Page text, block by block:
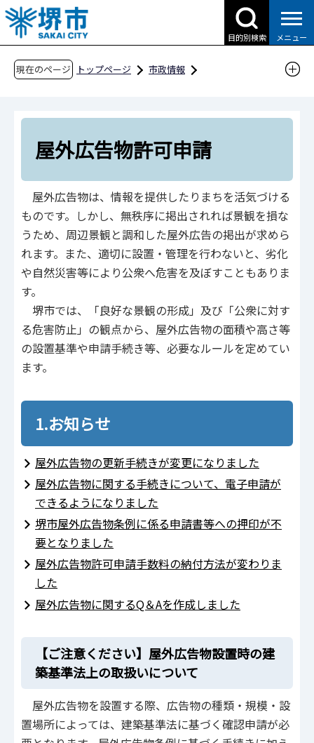
こ
の
ペ
目的別検索 メニュー
現在のページ トップページ
市政情報
屋外広告物に関する申請等
屋外広告物許可申請
屋外広告物許可申請
屋外広告物は、情報を提供したりまちを活気づける
ものです。しかし、無秩序に掲出されれば景観を損な
うため、周辺景観と調和した屋外広告の掲出が求めら
れます。また、適切に設置・管理を行わないと、劣化
や自然災害等により公衆へ危害を及ぼすこともありま
す。
堺市では、「良好な景観の形成」及び「公衆に対す
る危害防止」の観点から、屋外広告物の面積や高さ等
の設置基準や申請手続き等、必要なルールを定めてい
ます。
1.お知らせ
屋外広告物の更新手続きが変更になりました
屋外広告物に関する手続きについて、電子申請が
できるようになりました
堺市屋外広告物条例に係る申請書等への押印が不
要となりました
屋外広告物許可申請手数料の納付方法が変わりま
した
屋外広告物に関するQ＆Aを作成しました
【ご注意ください】屋外広告物設置時の建
築基準法上の取扱いについて
屋外広告物を設置する際、広告物の種類・規模・設
置場所によっては、建築基準法に基づく確認申請が必